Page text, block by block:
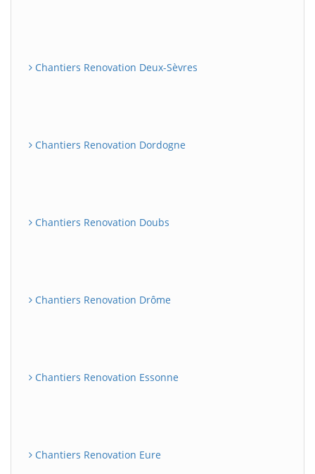
Chantiers Renovation Deux-Sèvres
Chantiers Renovation Dordogne
Chantiers Renovation Doubs
Chantiers Renovation Drôme
Chantiers Renovation Essonne
Chantiers Renovation Eure